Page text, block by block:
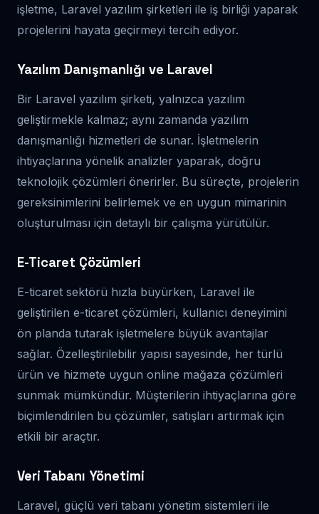
işletme, Laravel yazılım şirketleri ile iş birliği yaparak
projelerini hayata geçirmeyi tercih ediyor.
Yazılım Danışmanlığı ve Laravel
Bir Laravel yazılım şirketi, yalnızca yazılım
geliştirmekle kalmaz; aynı zamanda yazılım
danışmanlığı hizmetleri de sunar. İşletmelerin
ihtiyaçlarına yönelik analizler yaparak, doğru
teknolojik çözümleri önerirler. Bu süreçte, projelerin
gereksinimlerini belirlemek ve en uygun mimarinin
oluşturulması için detaylı bir çalışma yürütülür.
E-Ticaret Çözümleri
E-ticaret sektörü hızla büyürken, Laravel ile
geliştirilen e-ticaret çözümleri, kullanıcı deneyimini
ön planda tutarak işletmelere büyük avantajlar
sağlar. Özelleştirilebilir yapısı sayesinde, her türlü
ürün ve hizmete uygun online mağaza çözümleri
sunmak mümkündür. Müşterilerin ihtiyaçlarına göre
biçimlendirilen bu çözümler, satışları artırmak için
etkili bir araçtır.
Veri Tabanı Yönetimi
Laravel, güçlü veri tabanı yönetim sistemleri ile